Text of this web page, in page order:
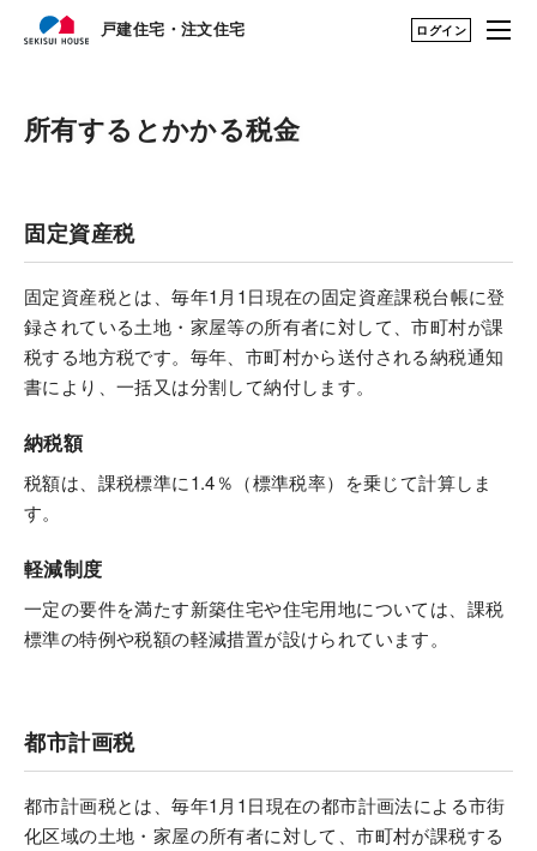
戸建住宅・注文住宅 ログイン
戸建住宅・注文住宅
建築実例・アイデア
を見つける
構法・性能を知る
永く住むためのサポ
ート
My STAGE
life knit design
ブラリー
敷地調査のご案内
住まいの税金ガイド
自由な家づくりを実現する体制
所有するとかかる税金
固定資産税
固定資産税とは、毎年1月1日現在の固定資産課税台帳に登
録されている土地・家屋等の所有者に対して、市町村が課
税する地方税です。毎年、市町村から送付される納税通知
書により、一括又は分割して納付します。
納税額
税額は、課税標準に1.4％（標準税率）を乗じて計算しま
す。
軽減制度
一定の要件を満たす新築住宅や住宅用地については、課税
標準の特例や税額の軽減措置が設けられています。
都市計画税
都市計画税とは、毎年1月1日現在の都市計画法による市街
化区域の土地・家屋の所有者に対して、市町村が課税する